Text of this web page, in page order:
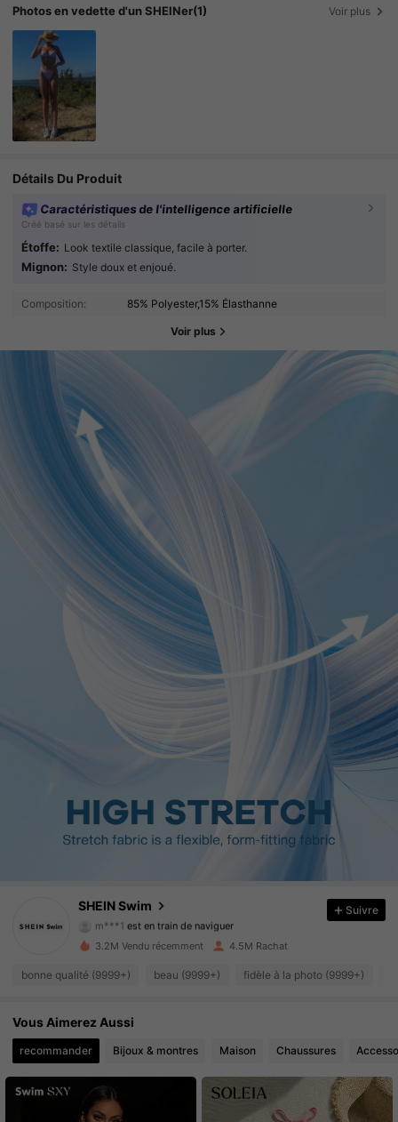
Photos en vedette d'un SHEINer(1) Voir plus
Détails Du Produit
Caractéristiques de l'intelligence artificielle
Créé basé sur les détails
Étoffe: Look textile classique, facile à porter.
Mignon: Style doux et enjoué.
Composition: 85% Polyester,15% Élasthanne
Voir plus
SHEIN Swim
4.93 414K Suiveurs
4.93 414K Suiveurs
4.93
414K Suiveurs
4.93 414K Suiveurs
4.93 414K Suiveurs
4.93
Suivre
3.2M Vendu récemment 4.5M Rachat
bonne qualité (9999+) beau (9999+) fidèle à la photo (9999+)
Vous Aimerez Aussi
recommander Bijoux & montres Maison Chaussures